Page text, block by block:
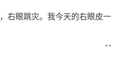
右眼跳灾。我今天的右眼皮一
••